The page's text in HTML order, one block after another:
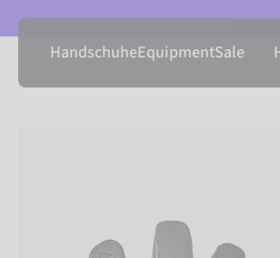
HandschuheEquipmentSale